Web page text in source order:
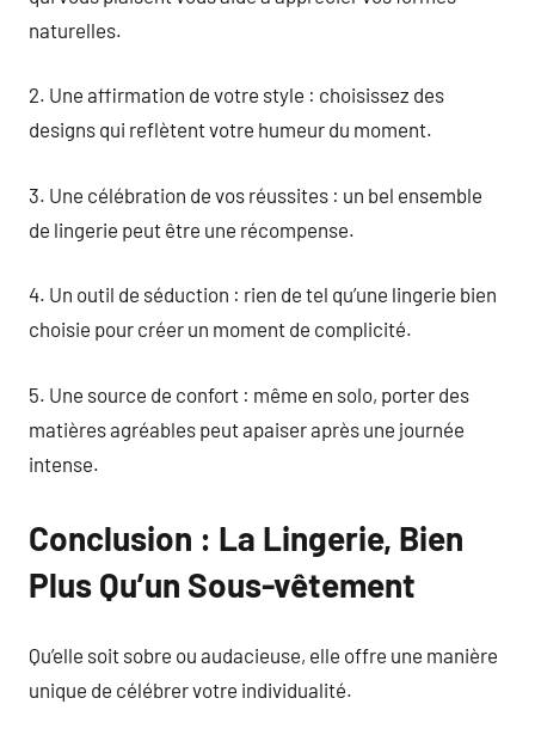
naturelles.
2. Une affirmation de votre style : choisissez des
designs qui reflètent votre humeur du moment.
3. Une célébration de vos réussites : un bel ensemble
de lingerie peut être une récompense.
4. Un outil de séduction : rien de tel qu’une lingerie bien
choisie pour créer un moment de complicité.
5. Une source de confort : même en solo, porter des
matières agréables peut apaiser après une journée
intense.
Conclusion : La Lingerie, Bien
Plus Qu’un Sous-vêtement
Qu’elle soit sobre ou audacieuse, elle offre une manière
unique de célébrer votre individualité.